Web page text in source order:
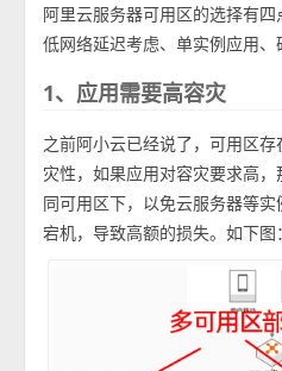
阿里云服务器可用区的选择有四
低网络延迟考虑、单实例应用、
1、应用需要高容灾
之前阿小云已经说了，可用区
灾性，如果应用对容灾要求高
同可用区下，以免云服务器等
宕机，导致高额的损失。如下图：